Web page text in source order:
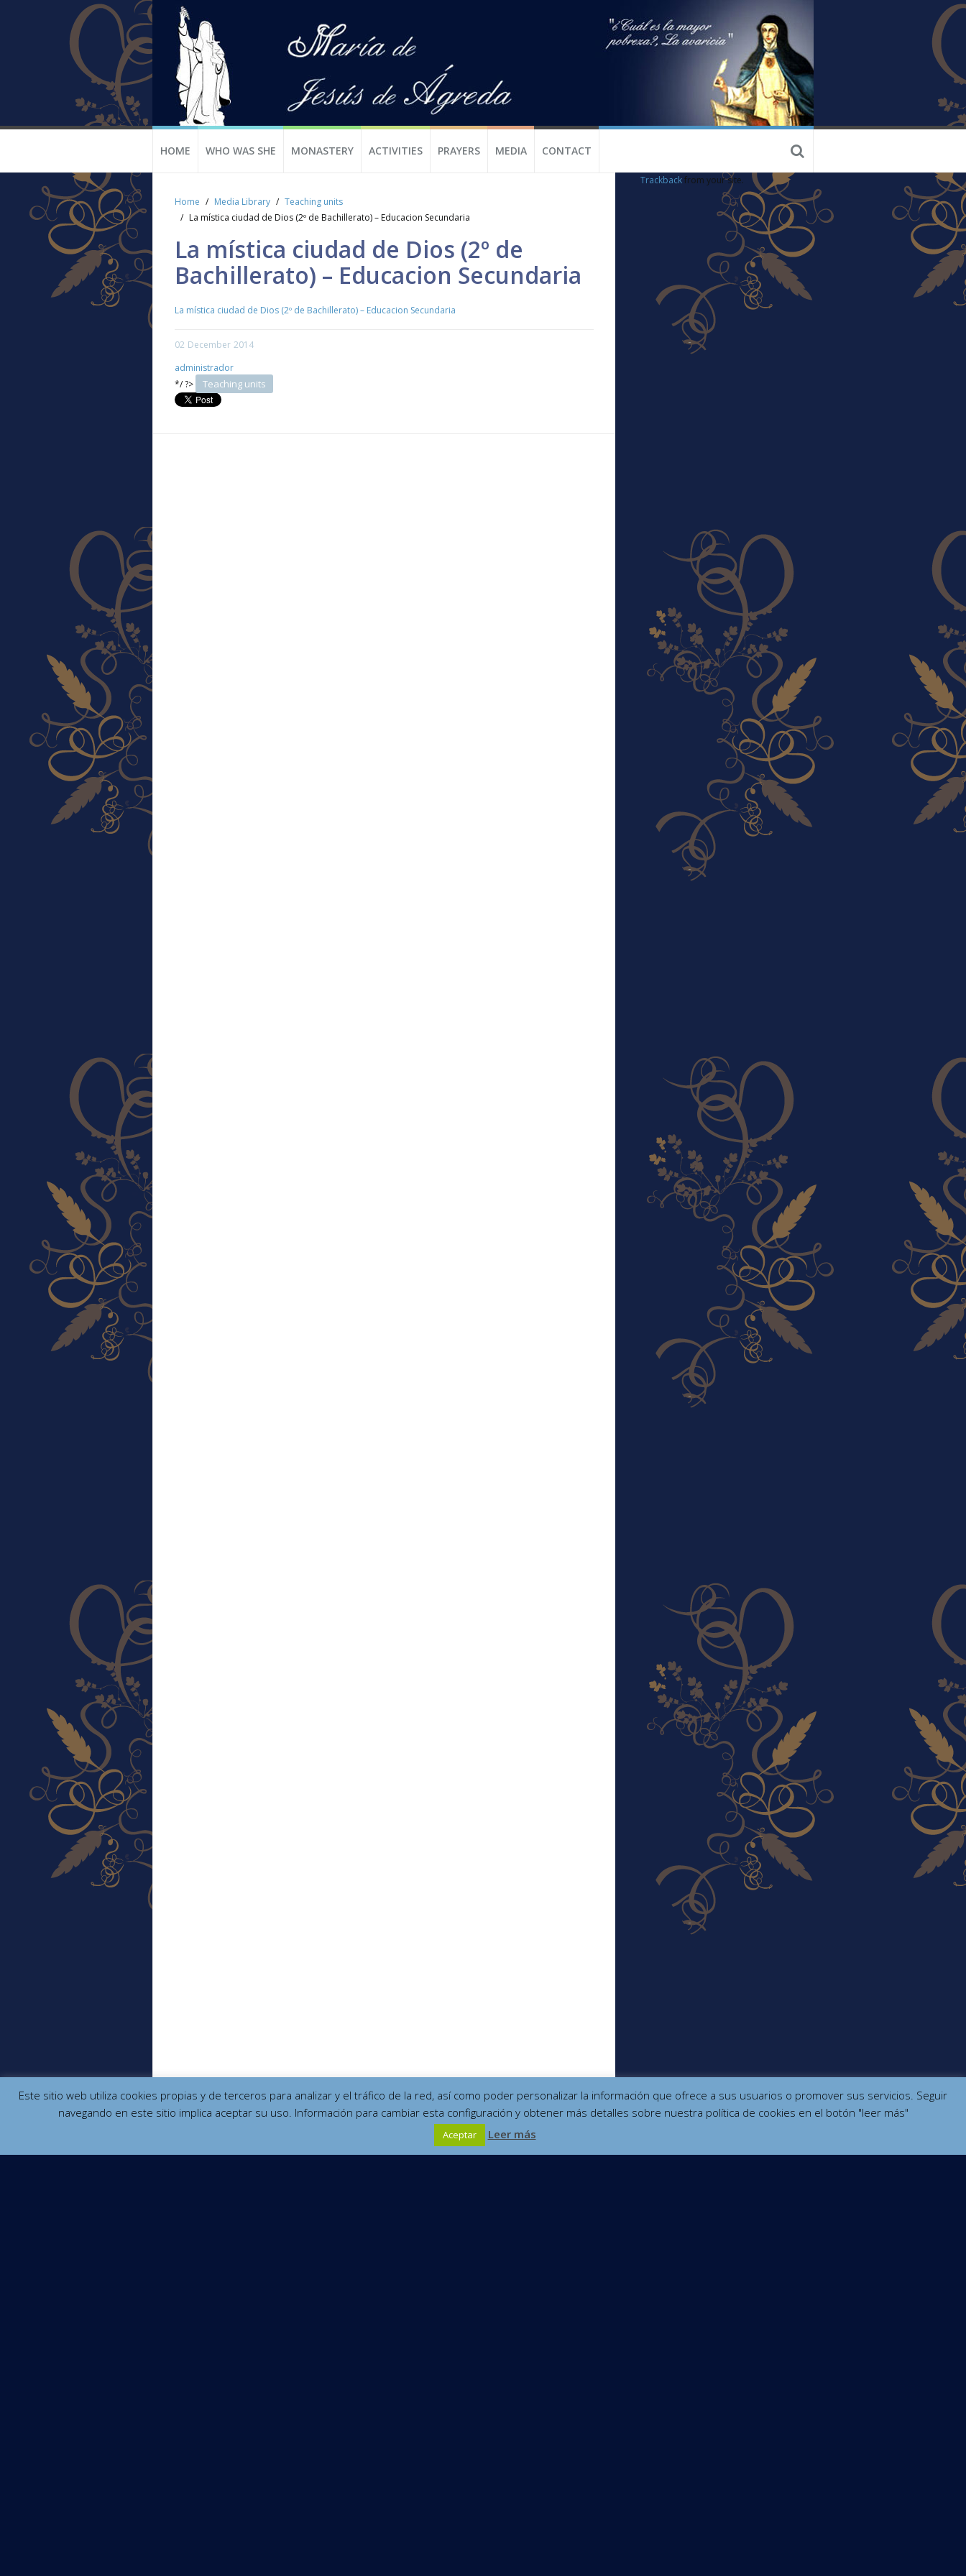
HOME WHO WAS SHE MONASTERY ACTIVITIES PRAYERS MEDIA CONTACT
Home Media Library
Teaching units
La mística ciudad de Dios (2º de Bachillerato) – Educacion Secundaria
La mística ciudad de Dios (2º de
Bachillerato) – Educacion Secundaria
La mística ciudad de Dios (2º de Bachillerato) – Educacion Secundaria
02 December 2014
administrador
*/ ?>
Teaching units
Trackbackfrom your site.
Este sitio web utiliza cookies propias y de terceros para analizar y el tráfico de la red, así como poder personalizar la información que ofrece a sus usuarios o promover sus servicios. Seguir
navegando en este sitio implica aceptar su uso. Información para cambiar esta configuración y obtener más detalles sobre nuestra política de cookies en el botón "leer más"
Aceptar Leer más